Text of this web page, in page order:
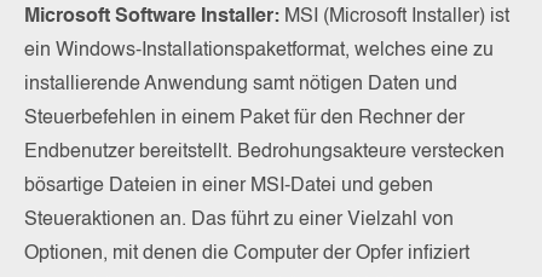
Microsoft Software Installer: MSI (Microsoft Installer) ist
ein Windows-Installationspaketformat, welches eine zu
installierende Anwendung samt nötigen Daten und
Steuerbefehlen in einem Paket für den Rechner der
Endbenutzer bereitstellt. Bedrohungsakteure verstecken
bösartige Dateien in einer MSI-Datei und geben
Steueraktionen an. Das führt zu einer Vielzahl von
Optionen, mit denen die Computer der Opfer infiziert